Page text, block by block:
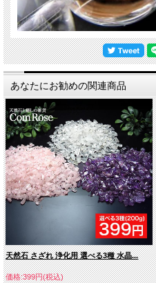
4ミリ 949円
8ミリ 1,279円
12ミリ 2,200円
あなたにお勧めの関連商品
天然石 さざれ 浄化用 選べる3種 水晶...
価格:399円(税込)